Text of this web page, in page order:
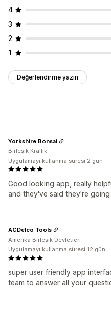
4
3
2
1
Değerlendirme yazın
Good looking app, really
and they've said they're
Yorkshire Bonsai
Birleşik Krallık
Uygulamayı kullanma süresi:2 gün
super user friendly app
team to answer all your
ACDelco Tools
Amerika Birleşik Devletleri
Uygulamayı kullanma süresi:12 gün